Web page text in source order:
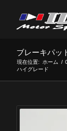
ブレーキパッ
現在位置: ホーム /
ハイグレード